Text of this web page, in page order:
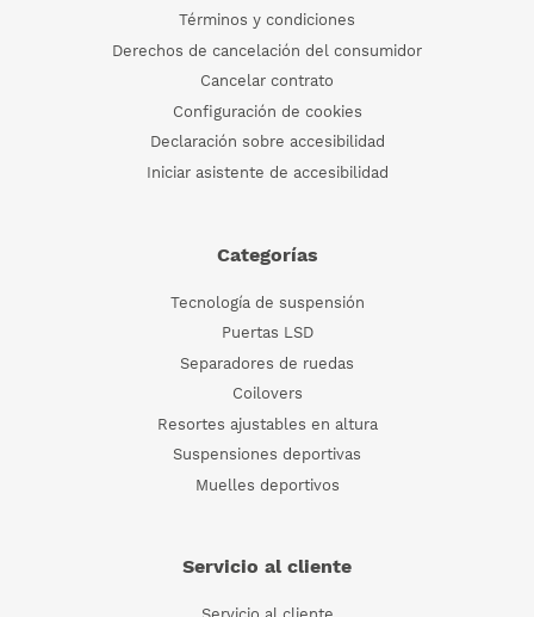
Términos y condiciones
Derechos de cancelación del consumidor
Cancelar contrato
Configuración de cookies
Declaración sobre accesibilidad
Iniciar asistente de accesibilidad
Categorías
Tecnología de suspensión
Puertas LSD
Separadores de ruedas
Coilovers
Resortes ajustables en altura
Suspensiones deportivas
Muelles deportivos
Servicio al cliente